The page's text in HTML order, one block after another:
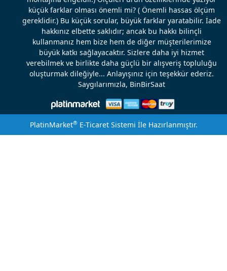
küçük farklar olması önemli mi? ( Önemli hassas ölçüm
gereklidir.) Bu küçük sorular, büyük farklar yaratabilir. İade
hakkınız elbette saklıdır; ancak bu hakkı bilinçli
kullanmanız hem bize hem de diğer müşterilerimize
büyük katkı sağlayacaktır. Sizlere daha iyi hizmet
verebilmek ve birlikte daha güçlü bir alışveriş topluluğu
oluşturmak dileğiyle... Anlayışınız için teşekkür ederiz.
Saygılarımızla, BinBirSaat
PlatinMarket®E-Ticaret Sistemi İle Hazırlanmıştır.